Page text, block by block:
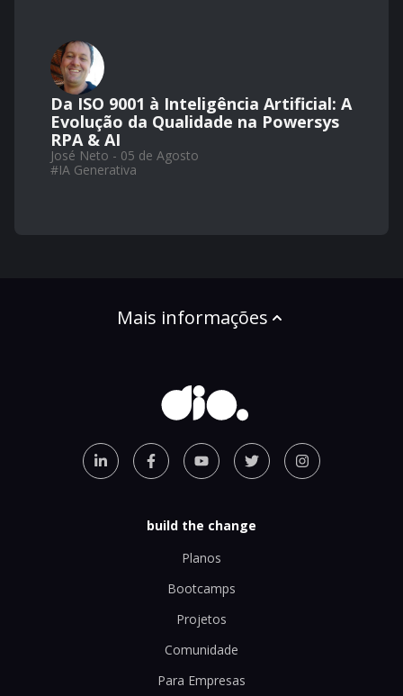
Da ISO 9001 à Inteligência Artificial: A
Evolução da Qualidade na Powersys
RPA & AI
José Neto - 05 de Agosto
#IA Generativa
Mais informações
build the change
Planos
Bootcamps
Projetos
Comunidade
Para Empresas